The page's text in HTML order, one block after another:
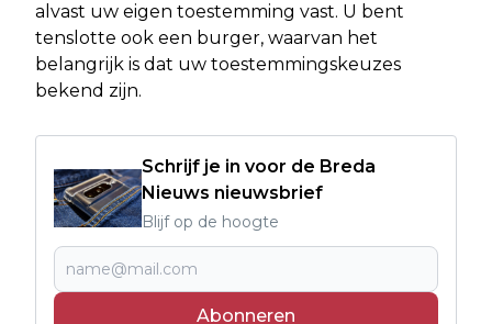
alvast uw eigen toestemming vast. U bent
tenslotte ook een burger, waarvan het
belangrijk is dat uw toestemmingskeuzes
bekend zijn.
Schrijf je in voor de Breda
Nieuws nieuwsbrief
Blijf op de hoogte
Abonneren